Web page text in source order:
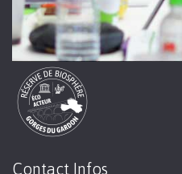
Contact Infos